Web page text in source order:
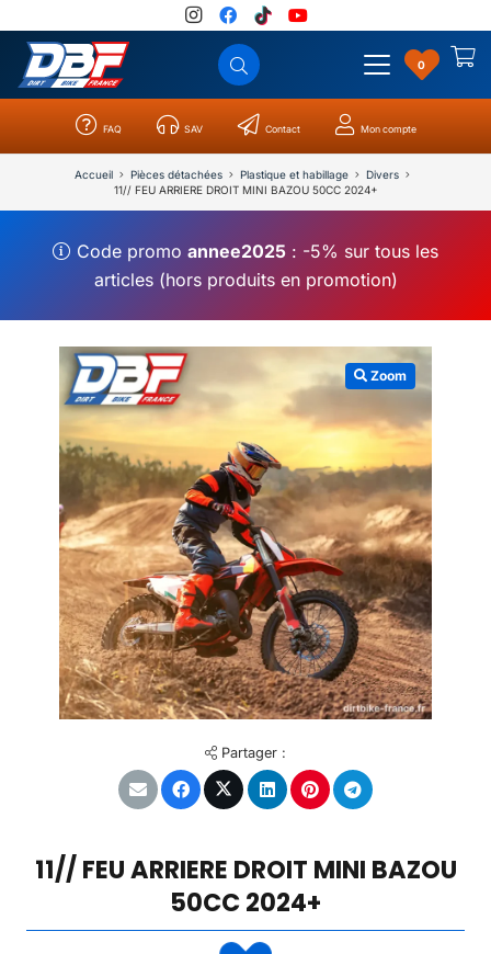
0
FAQ SAV Contact Mon compte
Accueil Pièces détachées Plastique et habillage
Divers
11// FEU ARRIERE DROIT MINI BAZOU 50CC 2024+
Code promoannee2025 : -5% sur tous les
articles (hors produits en promotion)
Zoom
Partager :
11// FEU ARRIERE DROIT MINI BAZOU
50CC 2024+
Catégories Résultats